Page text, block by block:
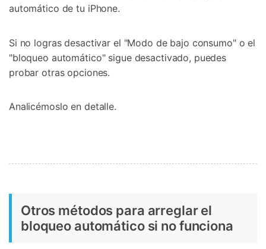
automático de tu iPhone.
Si no logras desactivar el "Modo de bajo consumo" o el
"bloqueo automático" sigue desactivado, puedes
probar otras opciones.
Analicémoslo en detalle.
Otros métodos para arreglar el
bloqueo automático si no funciona